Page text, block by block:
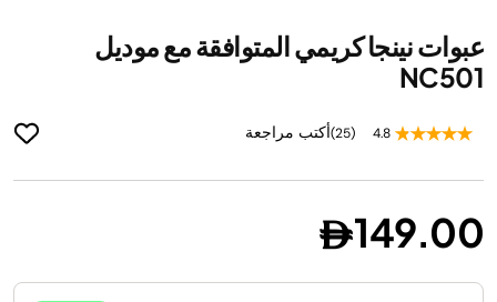
عبوات نينجا كريمي المتوافقة مع موديل
NC501
4.8
(25) أكتب مراجعة
149.00